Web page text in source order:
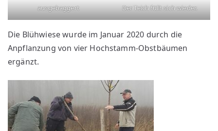
ausgebaggert Der Teich füllt sich wieder.
Die Blühwiese wurde im Januar 2020 durch die
Anpflanzung von vier Hochstamm-Obstbäumen
ergänzt.